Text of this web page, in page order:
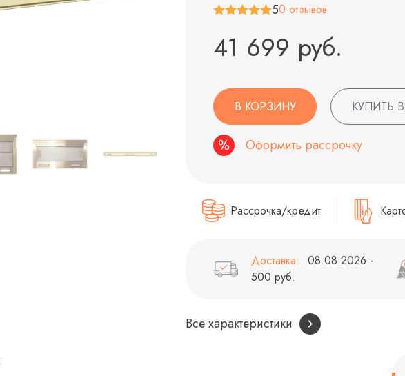
50 отзывов
41 699 руб.
В КОРЗИНУ КУПИТЬ
Оформить рассрочку
Рассрочка/кредит
Доставка:
08.08.2026 -
500 руб.
Все характеристики